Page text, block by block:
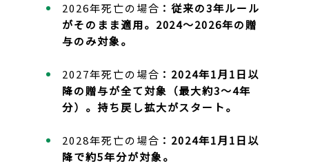
2026年死亡の場合 ：従来の3年ルール
がそのまま適用。2024〜2026年の贈
与のみ対象。
2027年死亡の場合 ：2024年1月1日以
降の贈与が全て対象（最大約3〜4年
分）。持ち戻し拡大がスタート。
2028年死亡の場合 ：2024年1月1日以
降で約5年分が対象。